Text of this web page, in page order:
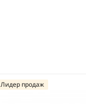
Лидер продаж